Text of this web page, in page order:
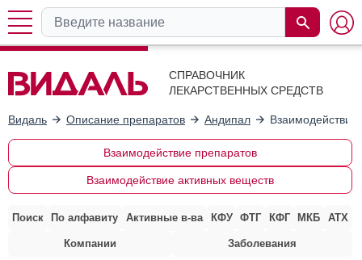
СПРАВОЧНИК
ЛЕКАРСТВЕННЫХ СРЕДСТВ
Видаль Описание препаратов Андипал
Взаимодействие препаратов
Взаимодействие активных веществ
Поиск По алфавиту Активные в-ва КФУ ФТГ КФГ МКБ АТХ
Компании Заболевания